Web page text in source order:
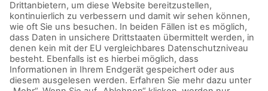
IMPRESSUM DATENSCHUTZERKLÄRUNG AGB KONTAKT
© Aurora Mühlen GmbH - Trettaustraße 49 – D-21107 Hamburg